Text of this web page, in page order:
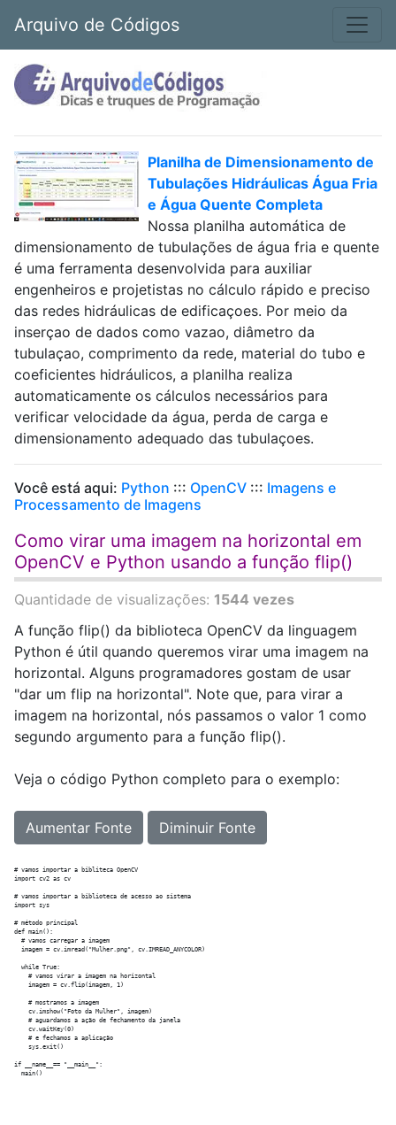
Arquivo de Códigos
Planilha de Dimensionamento de
Tubulações Hidráulicas Água Fria
e Água Quente Completa
Nossa planilha automática de
dimensionamento de tubulações de água fria e quente
é uma ferramenta desenvolvida para auxiliar
engenheiros e projetistas no cálculo rápido e preciso
das redes hidráulicas de edificaçoes. Por meio da
inserçao de dados como vazao, diâmetro da
tubulaçao, comprimento da rede, material do tubo e
coeficientes hidráulicos, a planilha realiza
automaticamente os cálculos necessários para
verificar velocidade da água, perda de carga e
dimensionamento adequado das tubulaçoes.
Você está aqui: Python ::: OpenCV ::: Imagens e
Processamento de Imagens
Como virar uma imagem na horizontal em
OpenCV e Python usando a função flip()
Quantidade de visualizações: 1544 vezes
A função flip() da biblioteca OpenCV da linguagem
Python é útil quando queremos virar uma imagem na
horizontal. Alguns programadores gostam de usar
"dar um flip na horizontal". Note que, para virar a
imagem na horizontal, nós passamos o valor 1 como
segundo argumento para a função flip().
Veja o código Python completo para o exemplo:
Aumentar Fonte Diminuir Fonte
# vamos importar a bibliteca OpenCV
import cv2 as cv
# vamos importar a biblioteca de acesso ao sistema
import sys
# método principal
def main():
  # vamos carregar a imagem
  imagem = cv.imread("Mulher.png", cv.IMREAD_ANYCOLOR)
  while True:
    # vamos virar a imagem na horizontal
    imagem = cv.flip(imagem, 1)
    # mostramos a imagem
    cv.imshow("Foto da Mulher", imagem)
    # aguardamos a ação de fechamento da janela
    cv.waitKey(0)
    # e fechamos a aplicação
    sys.exit()
if __name__== "__main__":